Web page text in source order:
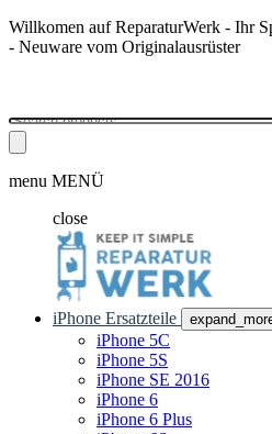
Willkomen auf ReparaturWerk - Ihr
- Neuware vom Originalausrüster
menu MENÜ
close
iPhone Ersatzteile
iPhone 5C
iPhone 5S
iPhone SE 2016
iPhone 6
iPhone 6 Plus